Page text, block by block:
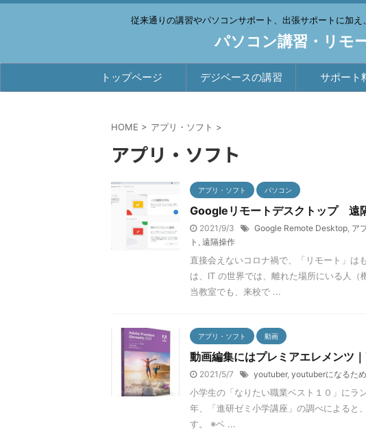
従来通りの講習やパソコンサポート、出張サポートに加
パソコン講習・リモ
トップページ デジベースの講習 サポート
HOME > アプリ・ソフト >
アプリ・ソフト
アプリ・ソフト パソコン
Googleリモートデスクトップ 遠
2021/9/3 Google Remote Desktop, ア
ト , 遠隔操作
直接会えないコロナ禍で、「リモート」は
は、IT の世界では、離れた場所にいる人（
当教室でも、来校で ...
アプリ・ソフト 動画
動画編集にはプレミアエレメンツ
2021/5/7 youtuber, youtuberになるた
小学生の「なりたい職業ベスト１０」に
年、「進研ゼミ小学講座」の調べによると
す。 ※ベ ...